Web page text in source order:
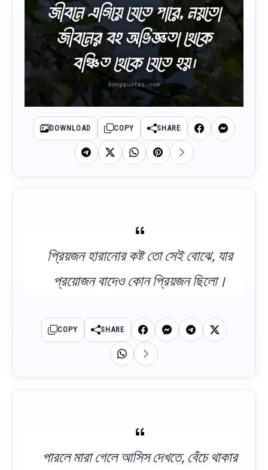
জীবনে এগিয়ে যেতে পারে, নয়তো
জীবনের বহু অভিজ্ঞতা থেকে
বঞ্চিত থেকে যেতে হয়।
DOWNLOAD COPY SHARE
প্রিয়জন হারানোর কষ্ট তো সেই বোঝে, যার
প্রয়োজন বাদেও কোন প্রিয়জন ছিলো।
COPY SHARE
পারলে মারা গেলে আসিস দেখতে, বেঁচে থাকার